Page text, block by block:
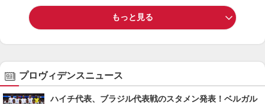
もっと見る
プロヴィデンスニュース
ハイチ代表、ブラジル代表戦のスタメン発表！ベルガル